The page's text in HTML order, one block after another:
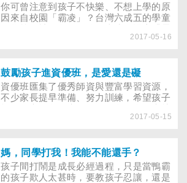
你可曾注意到孩子不快樂、不想上學的原
因來自校園「霸凌」？台灣六成五的學童
凌」，爸媽如何靠智慧化解危機？2017-05-16
鼓勵孩子進資優班，是愛還是礙
資優班匯集了優秀師資與豐富學習資源，
不少家長提早準備、努力訓練，希望孩子
2017-05-15
媽，同學打我！我能不能還手？
孩子間打鬧是成長必經過程，只是當鴨霸
的孩子欺人太甚時，要教孩子忍讓，還是